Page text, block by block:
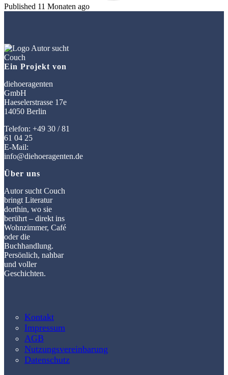
Published 11 Monaten ago
Ein Projekt von
diehoeragenten
GmbH
Haeselerstrasse 17e
14050 Berlin
Telefon: +49 30 / 81
61 04 25
E-Mail:
info@diehoeragenten.de
Über uns
Autor sucht Couch
bringt Literatur
dorthin, wo sie
berührt – direkt ins
Wohnzimmer, Café
oder die
Buchhandlung.
Persönlich, nahbar
und voller
Geschichten.
Kontakt
Impressum
AGB
Nutzungsvereinbarung
Datenschutz